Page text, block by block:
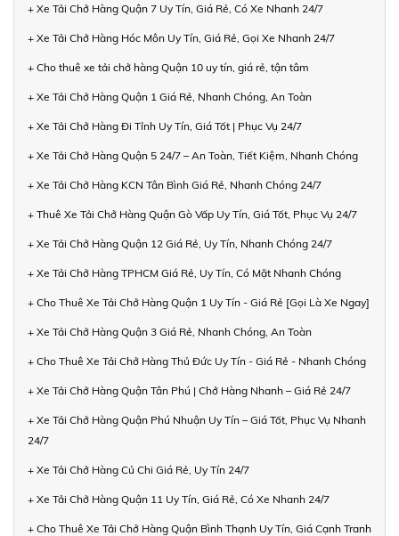
+ Xe Tải Chở Hàng Quận 7 Uy Tín, Giá Rẻ, Có Xe Nhanh 24/7
+ Xe Tải Chở Hàng Hóc Môn Uy Tín, Giá Rẻ, Gọi Xe Nhanh 24/7
+ Cho thuê xe tải chở hàng Quận 10 uy tín, giá rẻ, tận tâm
+ Xe Tải Chở Hàng Quận 1 Giá Rẻ, Nhanh Chóng, An Toàn
+ Xe Tải Chở Hàng Đi Tỉnh Uy Tín, Giá Tốt | Phục Vụ 24/7
+ Xe Tải Chở Hàng Quận 5 24/7 – An Toàn, Tiết Kiệm, Nhanh Chóng
+ Xe Tải Chở Hàng KCN Tân Bình Giá Rẻ, Nhanh Chóng 24/7
+ Thuê Xe Tải Chở Hàng Quận Gò Vấp Uy Tín, Giá Tốt, Phục Vụ 24/7
+ Xe Tải Chở Hàng Quận 12 Giá Rẻ, Uy Tín, Nhanh Chóng 24/7
+ Xe Tải Chở Hàng TPHCM Giá Rẻ, Uy Tín, Có Mặt Nhanh Chóng
+ Cho Thuê Xe Tải Chở Hàng Quận 1 Uy Tín - Giá Rẻ [Gọi Là Xe Ngay]
+ Xe Tải Chở Hàng Quận 3 Giá Rẻ, Nhanh Chóng, An Toàn
+ Cho Thuê Xe Tải Chở Hàng Thủ Đức Uy Tín - Giá Rẻ - Nhanh Chóng
+ Xe Tải Chở Hàng Quận Tân Phú | Chở Hàng Nhanh – Giá Rẻ 24/7
+ Xe Tải Chở Hàng Quận Phú Nhuận Uy Tín – Giá Tốt, Phục Vụ Nhanh
24/7
+ Xe Tải Chở Hàng Củ Chi Giá Rẻ, Uy Tín 24/7
+ Xe Tải Chở Hàng Quận 11 Uy Tín, Giá Rẻ, Có Xe Nhanh 24/7
+ Cho Thuê Xe Tải Chở Hàng Quận Bình Thạnh Uy Tín, Giá Cạnh Tranh